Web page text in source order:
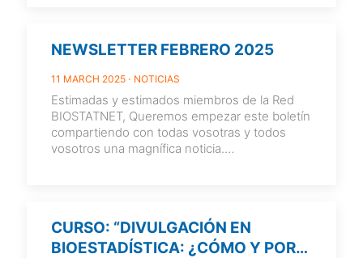
NEWSLETTER FEBRERO 2025
11 MARCH 2025 NOTICIAS
Estimadas y estimados miembros de la Red
BIOSTATNET, Queremos empezar este boletín
compartiendo con todas vosotras y todos
vosotros una magnífica noticia.
CURSO: “DIVULGACIÓN EN
BIOESTADÍSTICA: ¿CÓMO Y POR